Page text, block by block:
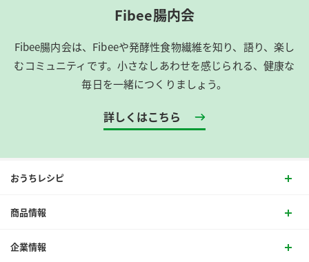
Fibee腸内会
Fibee腸内会は、​Fibeeや発酵性食物繊維を知り、語り、楽し
むコミュニティです。​小さなしあわせを感じられる、健康な
毎日を一緒につくりましょう。
詳しくはこちら
おうちレシピ
商品情報
企業情報